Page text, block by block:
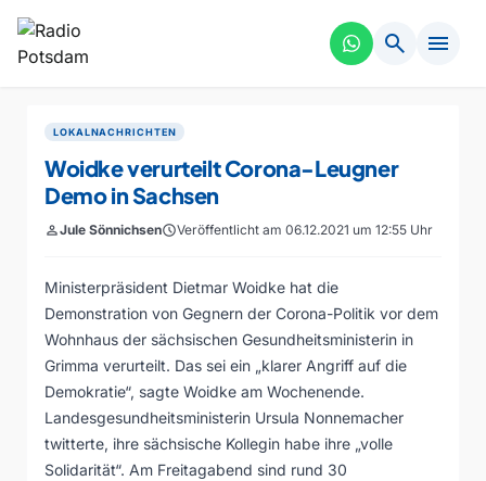
search menu
LOKALNACHRICHTEN
Woidke verurteilt Corona-Leugner
Demo in Sachsen
personJule SönnichsenscheduleVeröffentlicht am 06.12.2021 um 12:55 Uhr
Ministerpräsident Dietmar Woidke hat die
Demonstration von Gegnern der Corona-Politik vor dem
Wohnhaus der sächsischen Gesundheitsministerin in
Grimma verurteilt. Das sei ein „klarer Angriff auf die
Demokratie“, sagte Woidke am Wochenende.
Landesgesundheitsministerin Ursula Nonnemacher
twitterte, ihre sächsische Kollegin habe ihre „volle
Solidarität“. Am Freitagabend sind rund 30